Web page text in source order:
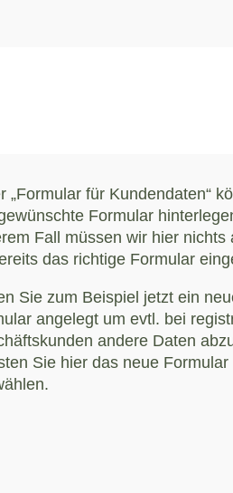
„Formular für Kundendaten“
Formular
Fall müssen wir hier nichts
das richtige Formular
Sie zum Beispiel jetzt ein
angelegt um evtl. bei
andere Daten
Sie hier das neue Formular